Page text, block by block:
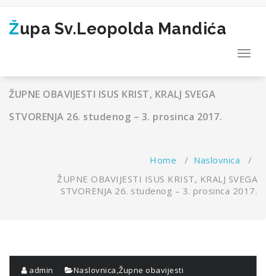
Skip
contentŽupa Sv.Leopolda Mandića
ŽUPNE OBAVIJESTI ISUS KRIST, KRALJ SVEGA
STVORENJA 26. studenog – 3. prosinca 2017.
Home / Naslovnica /
ŽUPNE OBAVIJESTI ISUS KRIST, KRALJ SVEGA
STVORENJA 26. studenog – 3. prosinca 2017.
admin Naslovnica,Župne obavijesti